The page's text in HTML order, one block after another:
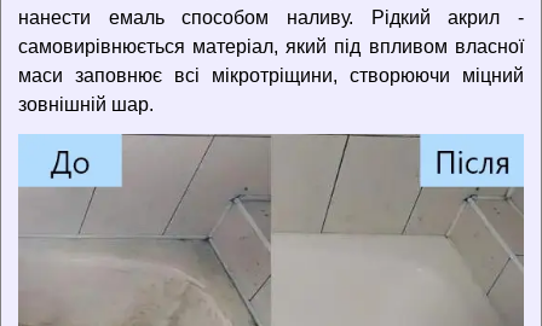
нанести емаль способом наливу. Рідкий акрил -
самовирівнюється матеріал, який під впливом власної
маси заповнює всі мікротріщини, створюючи міцний
зовнішній шар.